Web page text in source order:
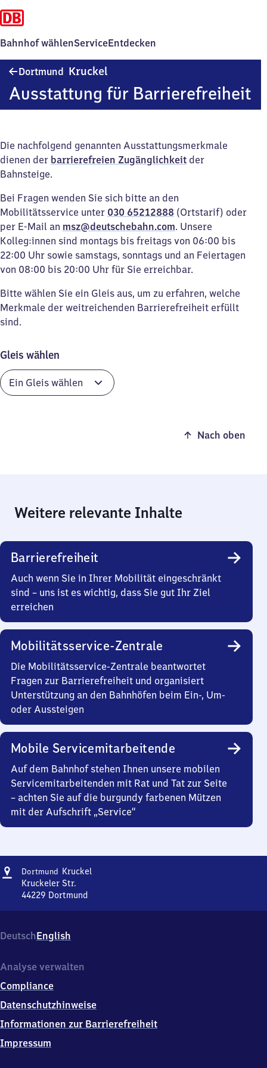
Bahnhof wählenServiceEntdecken
Dortmund Kruckel
Ausstattung für Barrierefreiheit
Die nachfolgend genannten Ausstattungsmerkmale
dienen der barrierefreien Zugänglichkeit der
Bahnsteige.
Bei Fragen wenden Sie sich bitte an den
Mobilitätsservice unter 030 65212888 (Ortstarif) oder
per E-Mail an msz@deutschebahn.com. Unsere
Kolleg:innen sind montags bis freitags von 06:00 bis
22:00 Uhr sowie samstags, sonntags und an Feiertagen
von 08:00 bis 20:00 Uhr für Sie erreichbar.
Bitte wählen Sie ein Gleis aus, um zu erfahren, welche
Merkmale der weitreichenden Barrierefreiheit erfüllt
sind.
Gleis wählen
Nach oben
Weitere relevante Inhalte
Barrierefreiheit
Auch wenn Sie in Ihrer Mobilität eingeschränkt
sind – uns ist es wichtig, dass Sie gut Ihr Ziel
erreichen
Mobilitätsservice-Zentrale
Die Mobilitätsservice-Zentrale beantwortet
Fragen zur Barrierefreiheit und organisiert
Unterstützung an den Bahnhöfen beim Ein-, Um-
oder Aussteigen
Mobile Servicemitarbeitende
Auf dem Bahnhof stehen Ihnen unsere mobilen
Servicemitarbeitenden mit Rat und Tat zur Seite
– achten Sie auf die burgundy farbenen Mützen
mit der Aufschrift „Service“
Adresse
Dortmund Kruckel
Kruckeler Str.
44229 Dortmund
Kruckeler
Str.,
4
2
9
DeutschEnglish
Analyse verwalten
Compliance
Datenschutzhinweise
Informationen zur Barrierefreiheit
Impressum